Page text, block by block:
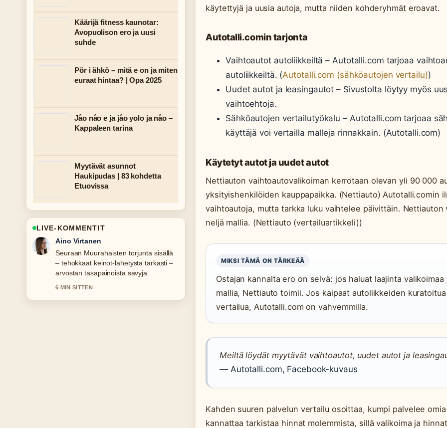
käytettyjä ja uusia autoja, mutta niiden kohderyhmät eroavat.
Autotalli.comin tarjonta
Vaihtoautot autoliikkeiltä – Autotalli.com tarjoaa
autoliikkeiltä. (Autotalli.com (sähköautojen vertailu))
Uudet autot ja leasingautot – Sivustolta löytyy myös
vaihtoehtoja.
Sähköautojen vertailutyökalu – Autotalli.com tarjoaa
käyttäjä voi vertailla malleja rinnakkain. (Autotalli.com)
Käytetyt autot ja uudet autot
Nettiauton vaihtoautovalikoiman kerrotaan olevan yli 90 000
yksityishenkilöiden kauppapaikka. (Nettiauto) Autotalli.comin
vaihtoautoja, mutta tarkka luku vaihtelee päivittäin.
neljä mallia. (Nettiauto (vertailuartikkeli))
MIKSI TÄMÄ ON TÄRKEÄÄ
Ostajan kannalta ero on selvä: jos haluat laajinta
mallia, Nettiauto toimii. Jos kaipaat autoliikkeiden
vertailua, Autotalli.com on vahvemmilla.
Meiltä löydät myytävät vaihtoautot, uudet autot ja
— Autotalli.com, Facebook-kuvaus
Kahden suuren palvelun vertailu osoittaa, kumpi palvelee
kannattaa tarkistaa hinnat molemmista, sillä valikoima ja
Käärijä fitness kaunotar:
Avopuolison ero ja uusi
suhde
Pör i ähkö – mitä e on ja miten
euraat hintaa? | Opa 2025
Jåo nåo e ja jåo yolo ja nåo –
Kappaleen tarina
Myytävät asunnot
Haukipudas | 83 kohdetta
Etuovissa
LIVE-KOMMENTIT
Elias Korhonen
Hyvaa taustoitusta aiheesta Calvin
Klein bokserit – hinta, koot ja....
Pytkethan taman livesaikeen ajan